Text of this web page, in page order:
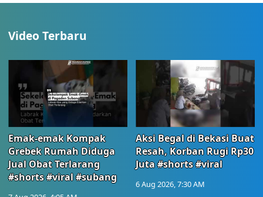
Video Terbaru
Emak-emak Kompak
Grebek Rumah Diduga
Jual Obat Terlarang
#shorts #viral #subang
Aksi Begal di Bekasi Buat
Resah, Korban Rugi Rp30
Juta #shorts #viral
6 Aug 2026, 7:30 AM